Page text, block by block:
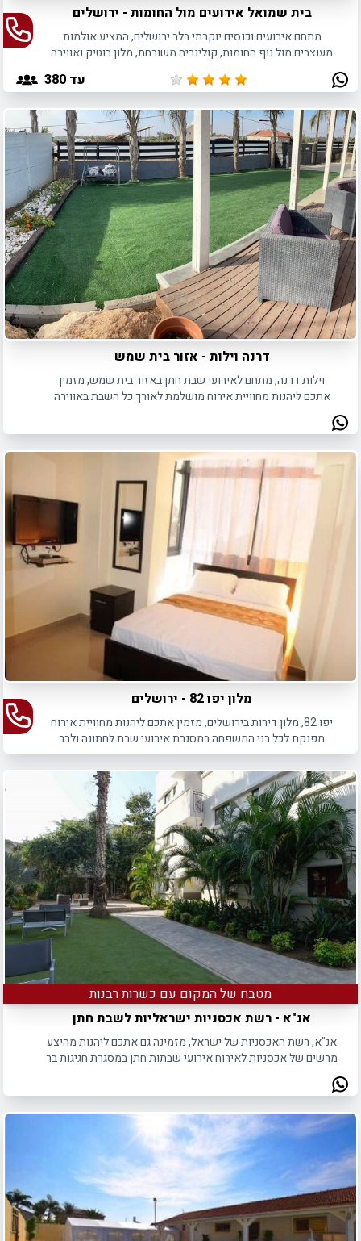
בית שמואל אירועים מול החומות - ירושלים
מתחם אירועים וכנסים יוקרתי בלב ירושלים, המציע אולמות
מעוצבים מול נוף החומות, קולינריה משובחת, מלון בוטיק ואווירה
עד 380
דרנה וילות - אזור בית שמש
וילות דרנה, מתחם לאירועי שבת חתן באזור בית שמש, מזמין
אתכם ליהנות מחוויית אירוח מושלמת לאורך כל השבת באווירה
מלון יפו 82 - ירושלים
יפו 82, מלון דירות בירושלים, מזמין אתכם ליהנות מחוויית אירוח
מפנקת לכל בני המשפחה במסגרת אירועי שבת לחתונה ולבר
מצווה.
מטבח של המקום עם כשרות רבנות
אנ"א - רשת אכסניות ישראליות לשבת חתן
אנ"א, רשת האכסניות של ישראל, מזמינה גם אתכם ליהנות מהיצע
מרשים של אכסניות לאירוח אירועי שבתות חתן במסגרת חגיגות בר